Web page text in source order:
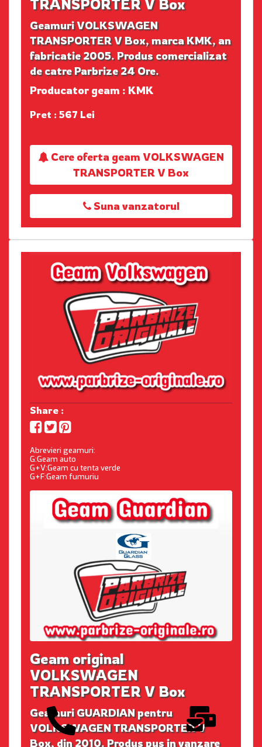
TRANSPORTER V Box
Geamuri VOLKSWAGEN
TRANSPORTER V Box, marca KMK, an
fabricatie 2005. Produs comercializat
de catre Parbrize 24 Ore.
Producator geam : KMK
Pret : 567 Lei
Cere oferta geam VOLKSWAGEN
TRANSPORTER V Box
Suna vanzatorul
Share :
Abrevieri geamuri:
G:Geam auto
G+V:Geam cu tenta verde
G+F:Geam fumuriu
Geam original
VOLKSWAGEN
TRANSPORTER V Box
Geamuri GUARDIAN pentru
VOLKSWAGEN TRANSPORTER V
Box, din 2010. Produs pus in vanzare